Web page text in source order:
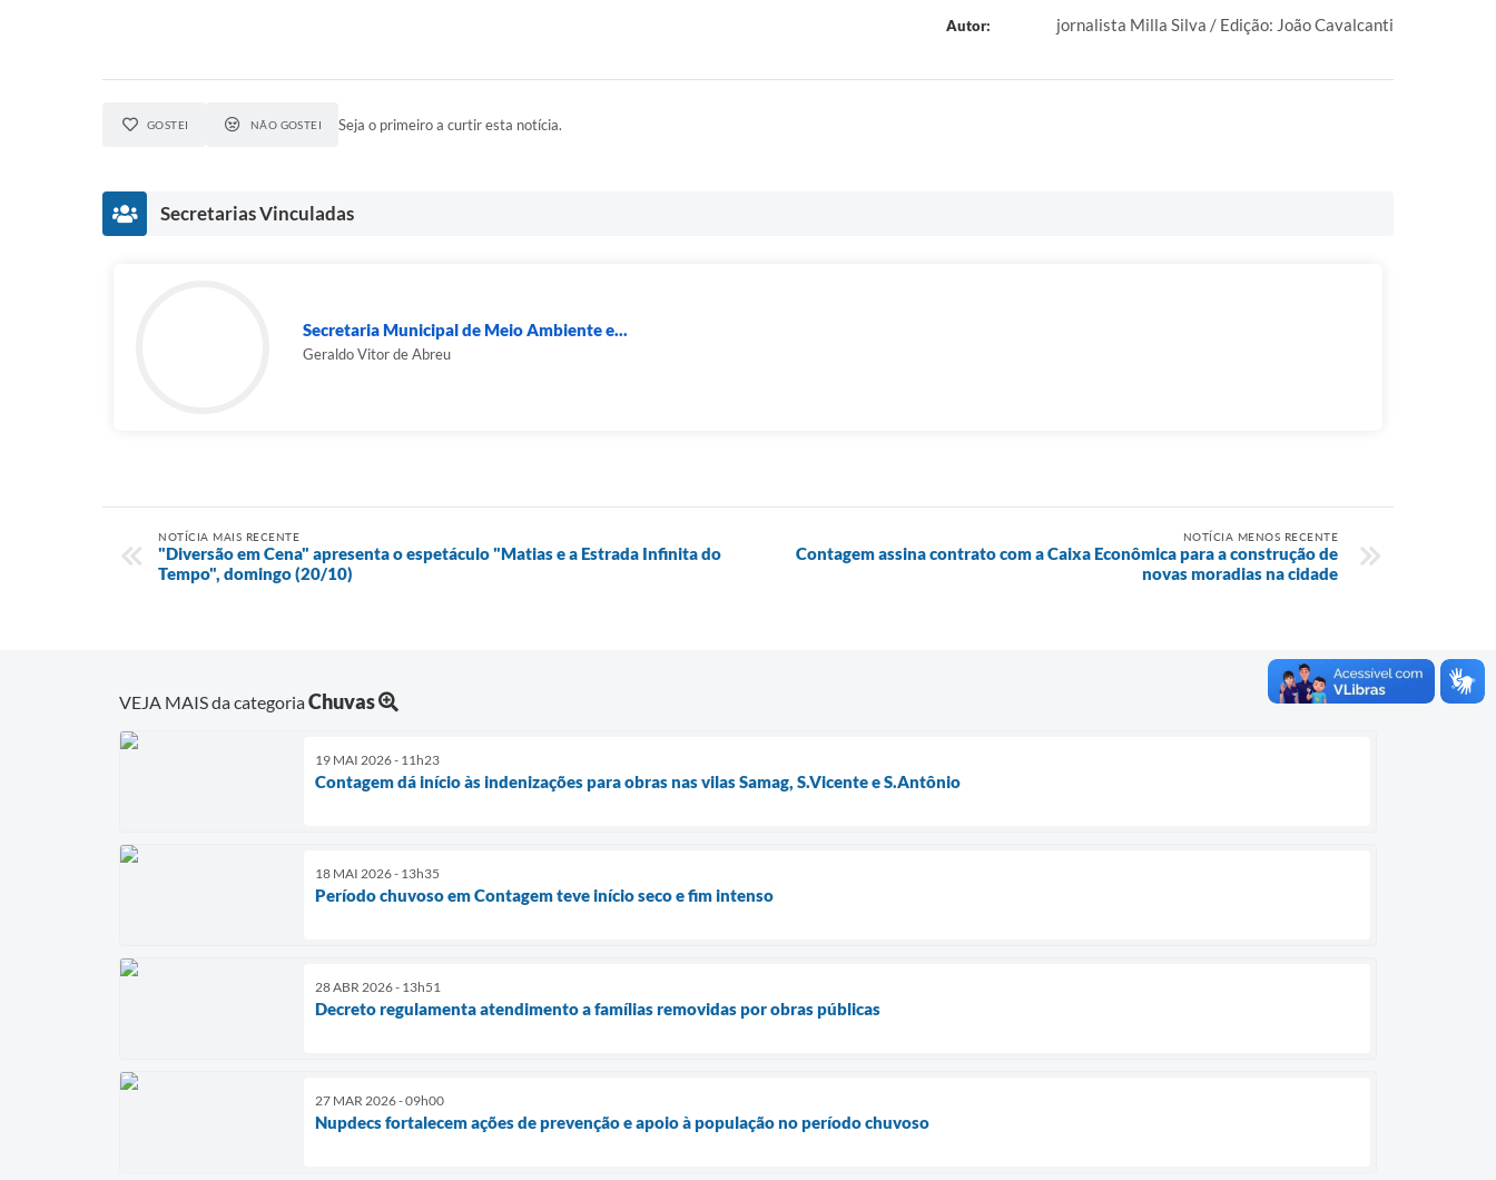
Autor: jornalista Milla Silva / Edição: João Cavalcanti
GOSTEI NÃO GOSTEI Seja o primeiro a curtir esta notícia.
Secretarias Vinculadas
Secretaria Municipal de Meio Ambiente e...
Geraldo Vitor de Abreu
NOTÍCIA MAIS RECENTE
"Diversão em Cena" apresenta o espetáculo "Matias e a Estrada Infinita do
Tempo", domingo (20/10)
NOTÍCIA MENOS RECENTE
Contagem assina contrato com a Caixa Econômica para a construção de
novas moradias na cidade
VEJA MAIS da categoriaChuvas
19 MAI 2026 - 11h23
Contagem dá início às indenizações para obras nas vilas Samag, S.Vicente e S.Antônio
18 MAI 2026 - 13h35
Período chuvoso em Contagem teve início seco e fim intenso
28 ABR 2026 - 13h51
Decreto regulamenta atendimento a famílias removidas por obras públicas
27 MAR 2026 - 09h00
Nupdecs fortalecem ações de prevenção e apoio à população no período chuvoso